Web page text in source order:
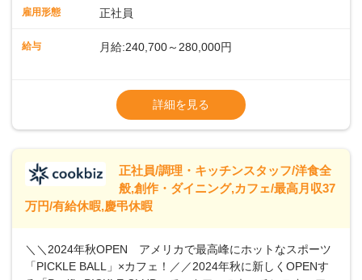
楽しい・美味しい瞬間をビールでつなぐことをコンセプト
ら醸造しています。私たちと一緒に、新しいスタートを切り
雇用形態 正社員
給与 月給:240,700～280,000円
▼給与改定（年1回)
▼決算賞与（年1回)
【手当】
▼残業手当（固定残業見合手当43,613円～／
残業見合30時間を超えた分は別途支給）
▼交通費支給（上限月10万円)
※第二新卒は月給22万円～
詳細を見る
正社員/調理・キッチンスタッフ/洋食全
般,創作・ダイニング,カフェ/最高月収37
万円/有給休暇,慶弔休暇
＼＼2024年秋OPEN アメリカで最高峰にホットなスポーツ
「PICKLE BALL」×カフェ！／／2024年秋に新しくOPENす